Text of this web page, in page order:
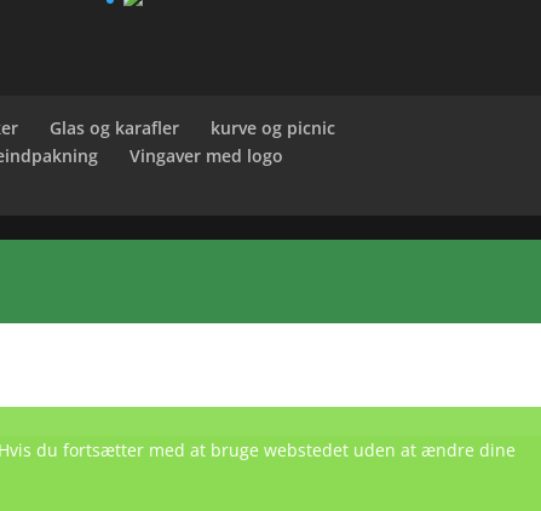
Glas og karafler
kurve og picnic
Vingaver med logo
du fortsætter med at bruge webstedet uden at ændre dine